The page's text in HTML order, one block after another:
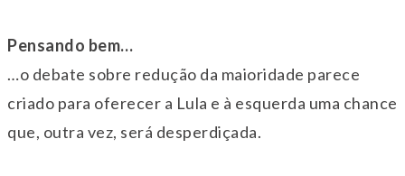
Pensando bem…
…o debate sobre redução da maioridade parece
criado para oferecer a Lula e à esquerda uma chance
que, outra vez, será desperdiçada.